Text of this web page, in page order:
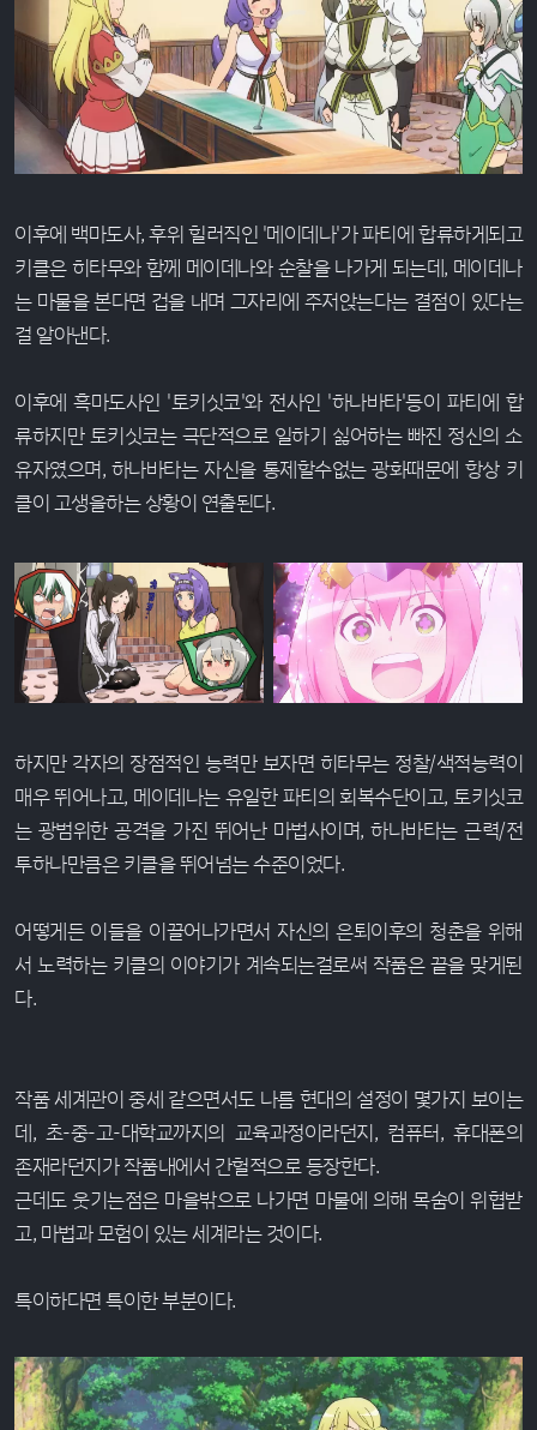
이후에 백마도사, 후위 힐러직인 '메이데나'가 파티에 합류하게되고
키클은 히타무와 함께 메이데나와 순찰을 나가게 되는데, 메이데나
는 마물을 본다면 겁을 내며 그자리에 주저앉는다는 결점이 있다는
걸 알아낸다.
이후에 흑마도사인 '토키싯코'와 전사인 '하나바타'등이 파티에 합
류하지만 토키싯코는 극단적으로 일하기 싫어하는 빠진 정신의 소
유자였으며, 하나바타는 자신을 통제할수없는 광화때문에 항상 키
클이 고생을하는 상황이 연출된다.
하지만 각자의 장점적인 능력만 보자면 히타무는 정찰/색적능력이
매우 뛰어나고, 메이데나는 유일한 파티의 회복수단이고, 토키싯코
는 광범위한 공격을 가진 뛰어난 마법사이며, 하나바타는 근력/전
투하나만큼은 키클을 뛰어넘는 수준이었다.
어떻게든 이들을 이끌어나가면서 자신의 은퇴이후의 청춘을 위해
서 노력하는 키클의 이야기가 계속되는걸로써 작품은 끝을 맞게된
다.
작품 세계관이 중세 같으면서도 나름 현대의 설정이 몇가지 보이는
데, 초-중-고-대학교까지의 교육과정이라던지, 컴퓨터, 휴대폰의
존재라던지가 작품내에서 간헐적으로 등장한다.
근데도 웃기는점은 마을밖으로 나가면 마물에 의해 목숨이 위협받
고, 마법과 모험이 있는 세계라는 것이다.
특이하다면 특이한 부분이다.